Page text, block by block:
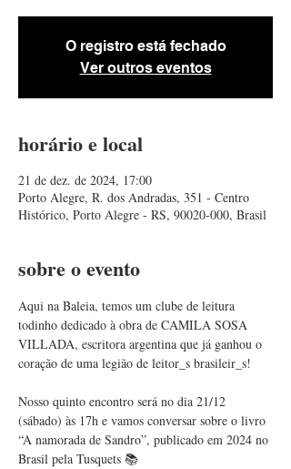
O registro está fechado
Ver outros eventos
horário e local
21 de dez. de 2024, 17:00
Porto Alegre, R. dos Andradas, 351 - Centro
Histórico, Porto Alegre - RS, 90020-000, Brasil
sobre o evento
Aqui na Baleia, temos um clube de leitura
todinho dedicado à obra de CAMILA SOSA
VILLADA, escritora argentina que já ganhou o
coração de uma legião de leitor_s brasileir_s!
Nosso quinto encontro será no dia 21/12
(sábado) às 17h e vamos conversar sobre o livro
“A namorada de Sandro”, publicado em 2024 no
Brasil pela Tusquets 📚